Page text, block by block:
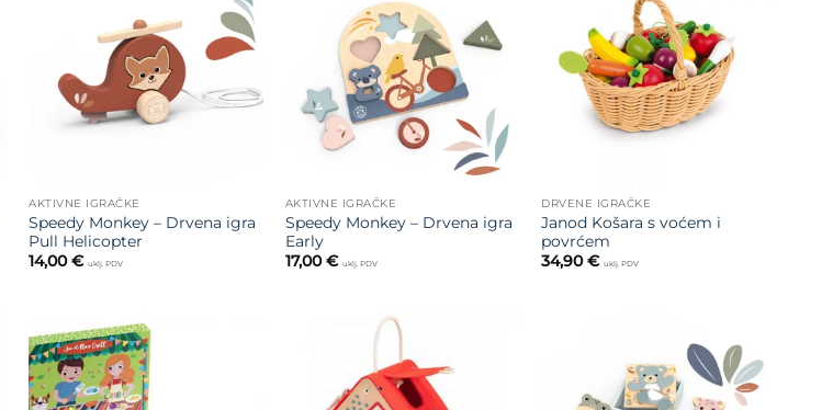
Dodajte
na listu
želja
AKTIVNE IGRAČKE
Speedy Monkey – Drvena igra
Pull Helicopter
14,00€ uklj. PDV
na listu
želja
AKTIVNE IGRAČKE
Speedy Monkey – Drvena igra
Early
17,00€ uklj. PDV
želja
DRVENE IGRAČKE
Janod Košara s voćem i
povrćem
34,90€ uklj. PDV
Dodajte
na listu
želja